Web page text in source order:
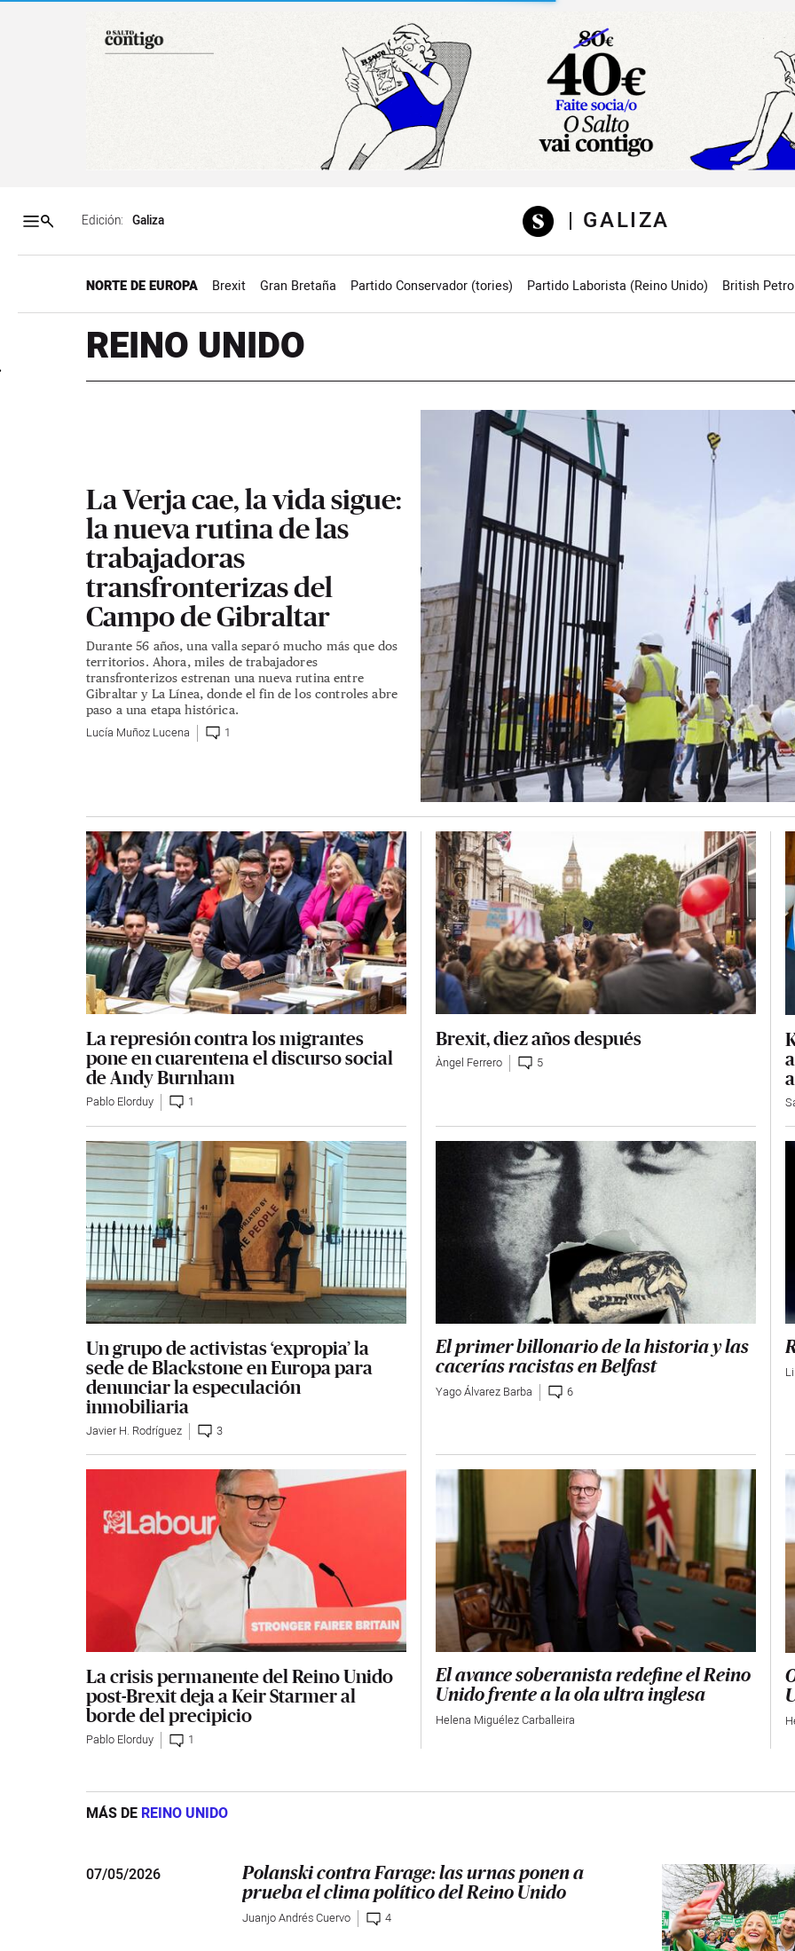
Edición: | GALIZA
NORTE DE EUROPA Brexit Gran Bretaña Partido Conservador (tories) Partido Laborista (Reino Unido) British
REINO UNIDO
La Verja cae, la vida sigue:
la nueva rutina de las
trabajadoras
transfronterizas del
Campo de Gibraltar
Durante 56 años, una valla separó mucho más que dos
territorios. Ahora, miles de trabajadores
transfronterizos estrenan una nueva rutina entre
Gibraltar y La Línea, donde el fin de los controles abre
paso a una etapa histórica.
Lucía Muñoz Lucena 1
La represión contra los migrantes
pone en cuarentena el discurso social
de Andy Burnham
Pablo Elorduy 1
Brexit, diez años después
Àngel Ferrero 5
Un grupo de activistas ‘expropia’ la
sede de Blackstone en Europa para
denunciar la especulación
inmobiliaria
Javier H. Rodríguez 3
El primer billonario de la historia y las
cacerías racistas en Belfast
Yago Álvarez Barba 6
La crisis permanente del Reino Unido
post-Brexit deja a Keir Starmer al
borde del precipicio
Pablo Elorduy 1
El avance soberanista redefine el Reino
Unido frente a la ola ultra inglesa
Helena Miguélez Carballeira
MÁS DE REINO UNIDO
07/05/2026
Polanski contra Farage: las urnas ponen a
prueba el clima político del Reino Unido
Juanjo Andrés Cuervo 4